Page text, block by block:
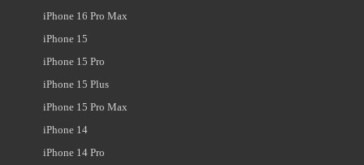
iPhone 16 Pro Max
iPhone 15
iPhone 15 Pro
iPhone 15 Plus
iPhone 15 Pro Max
iPhone 14
iPhone 14 Pro